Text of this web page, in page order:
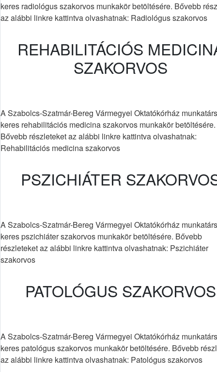
keres radiológus szakorvos munkakör betöltésére. Bővebb
az alábbi linkre kattintva olvashatnak: Radiológus szakorvos
REHABILITÁCIÓS
SZAKORVOS
A Szabolcs-Szatmár-Bereg Vármegyei Oktatókórház
keres rehabilitációs medicina szakorvos munkakör betöltésére.
Bővebb részleteket az alábbi linkre kattintva olvashatnak:
Rehabilitációs medicina szakorvos
PSZICHIÁTER
A Szabolcs-Szatmár-Bereg Vármegyei Oktatókórház
keres pszichiáter szakorvos munkakör betöltésére. Bővebb
részleteket az alábbi linkre kattintva olvashatnak: Pszichiáter
szakorvos
PATOLÓGUS SZAKORVOS
A Szabolcs-Szatmár-Bereg Vármegyei Oktatókórház
keres patológus szakorvos munkakör betöltésére. Bővebb
az alábbi linkre kattintva olvashatnak: Patológus szakorvos